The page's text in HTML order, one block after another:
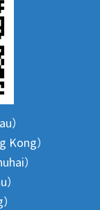
）
Kong）
）